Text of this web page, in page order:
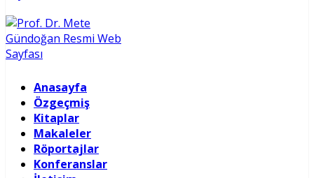
Anasayfa
Özgeçmiş
Kitaplar
Makaleler
Röportajlar
Konferanslar